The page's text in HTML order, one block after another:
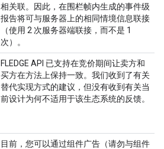
相关联。因此，在围栏帧内生成的事件级
报告将可与服务器上的相同情境信息联接
（使用 2 次服务器端联接，而不是 1
次）。
FLEDGE API 已支持在竞价期间让卖方和
买方在方法上保持一致。我们收到了有关
替代实现方式的建议，但没有收到有关当
前设计为何不适用于该生态系统的反馈。
目前，您可以通过组件广告（请勿与组件